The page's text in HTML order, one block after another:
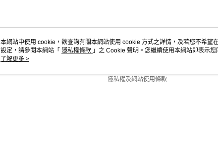
關於我們
隱私權及網站使用條款
本網站中使用 cookie，欲查詢有關本網站使用 cookie 方式之詳情，及若您不希望
設定，請參閱本網站「 隱私權條款 」之 Cookie 聲明。您繼續使用本網站即表示
使用 cookie。
了解更多 >